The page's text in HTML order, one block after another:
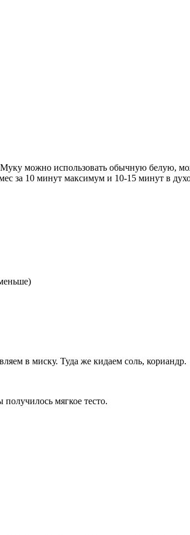
Муку можно использовать обычную белую,
за 10 минут максимум и 10-15 минут в
в миску. Туда же кидаем соль, кориандр.
мягкое тесто.